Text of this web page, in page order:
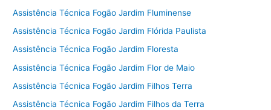
Assistência Técnica Fogão Jardim Fluminense
Assistência Técnica Fogão Jardim Flórida Paulista
Assistência Técnica Fogão Jardim Floresta
Assistência Técnica Fogão Jardim Flor de Maio
Assistência Técnica Fogão Jardim Filhos Terra
Assistência Técnica Fogão Jardim Filhos da Terra